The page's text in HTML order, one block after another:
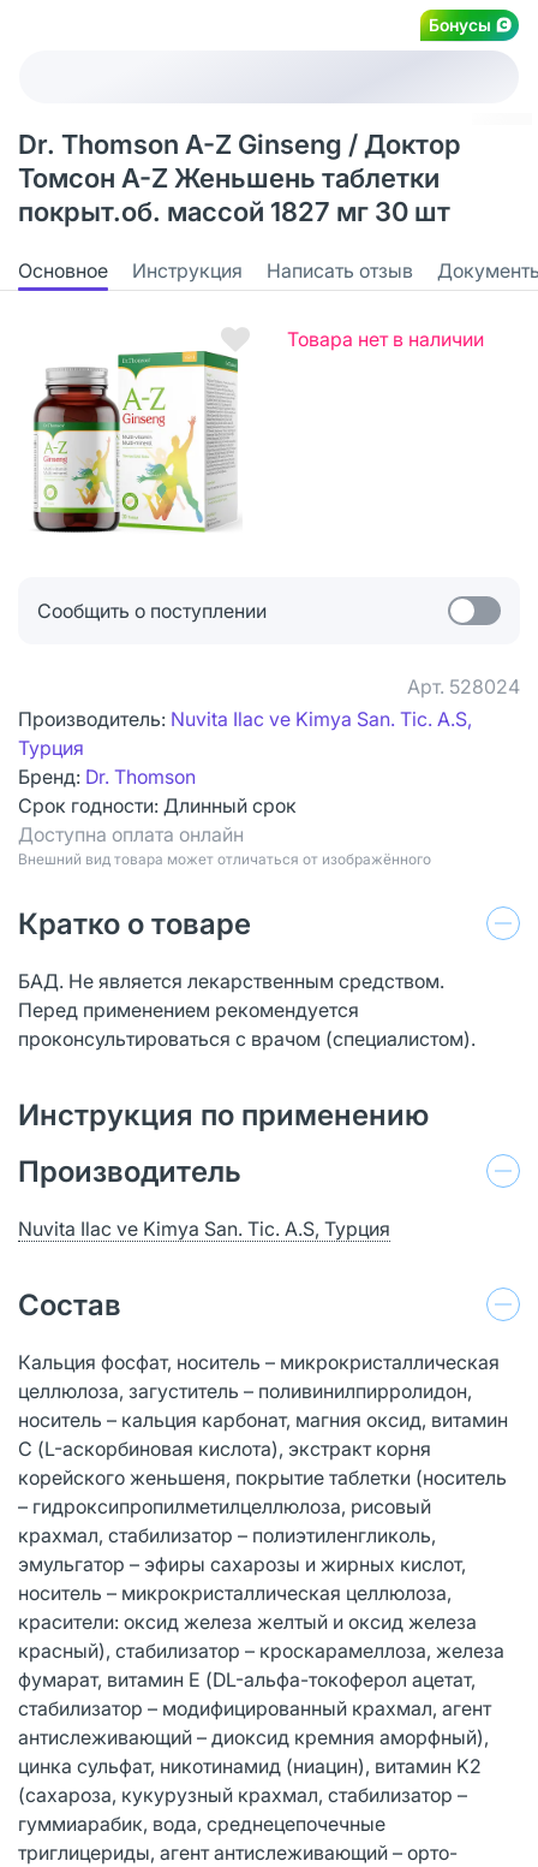
Бонусы
Dr. Thomson A-Z Ginseng / Доктор
Томсон A-Z Женьшень таблетки
покрыт.об. массой 1827 мг 30 шт
Основное Инструкция Написать отзыв
Товара нет в наличии
Сообщить о поступлении
Арт. 528024
Производитель: Nuvita Ilac ve Kimya San. Tic. A.S,
Турция
Бренд: Dr. Thomson
Срок годности: Длинный срок
Доступна оплата онлайн
Bнешний вид товара может отличаться от изображённого
Кратко о товаре
БАД. Не является лекарственным средством.
Перед применением рекомендуется
проконсультироваться с врачом (специалистом).
Инструкция по применению
Производитель
Nuvita Ilac ve Kimya San. Tic. A.S, Турция
Состав
Кальция фосфат, носитель – микрокристаллическая
целлюлоза, загуститель – поливинилпирролидон,
носитель – кальция карбонат, магния оксид, витамин
С (L-аскорбиновая кислота), экстракт корня
корейского женьшеня, покрытие таблетки (носитель
– гидроксипропилметилцеллюлоза, рисовый
крахмал, стабилизатор – полиэтиленгликоль,
эмульгатор – эфиры сахарозы и жирных кислот,
носитель – микрокристаллическая целлюлоза,
красители: оксид железа желтый и оксид железа
красный), стабилизатор – кроскарамеллоза, железа
фумарат, витамин Е (DL-альфа-токоферол ацетат,
стабилизатор – модифицированный крахмал, агент
антислеживающий – диоксид кремния аморфный),
цинка сульфат, никотинамид (ниацин), витамин K2
(сахароза, кукурузный крахмал, стабилизатор –
гуммиарабик, вода, среднецепочечные
триглицериды, агент антислеживающий – орто-